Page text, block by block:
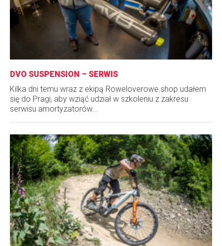
DVO SUSPENSION – SERWIS
Kilka dni temu wraz z ekipą Roweloverowe.shop udałem
się do Pragi, aby wziąć udział w szkoleniu z zakresu
serwisu amortyzatorów...